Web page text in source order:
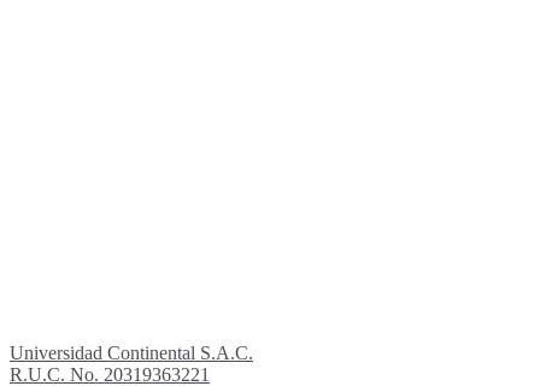
Universidad Continental S.A.C.
R.U.C. No. 20319363221